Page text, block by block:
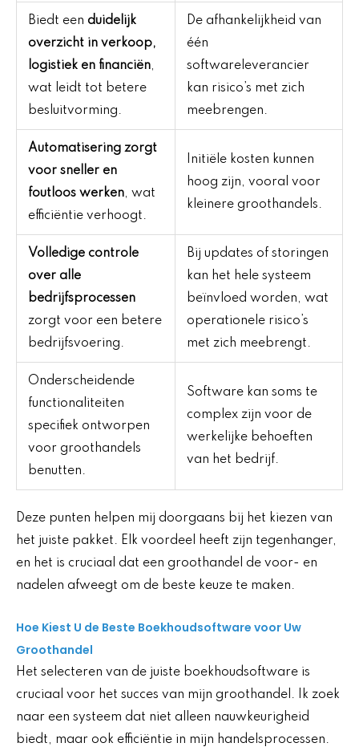
Biedt een duidelijk
overzicht in verkoop,
logistiek en financiën,
wat leidt tot betere
besluitvorming.
De afhankelijkheid van
één
softwareleverancier
kan risico’s met zich
meebrengen.
Automatisering zorgt
voor sneller en
foutloos werken, wat
efficiëntie verhoogt.
Initiële kosten kunnen
hoog zijn, vooral voor
kleinere groothandels.
Volledige controle
over alle
bedrijfsprocessen
zorgt voor een betere
bedrijfsvoering.
Bij updates of storingen
kan het hele systeem
beïnvloed worden, wat
operationele risico’s
met zich meebrengt.
Onderscheidende
functionaliteiten
specifiek ontworpen
voor groothandels
benutten.
Software kan soms te
complex zijn voor de
werkelijke behoeften
van het bedrijf.
Deze punten helpen mij doorgaans bij het kiezen van
het juiste pakket. Elk voordeel heeft zijn tegenhanger,
en het is cruciaal dat een groothandel de voor- en
nadelen afweegt om de beste keuze te maken.
Hoe Kiest U de Beste Boekhoudsoftware voor Uw
Groothandel
Het selecteren van de juiste boekhoudsoftware is
cruciaal voor het succes van mijn groothandel. Ik zoek
naar een systeem dat niet alleen nauwkeurigheid
biedt, maar ook efficiëntie in mijn handelsprocessen.